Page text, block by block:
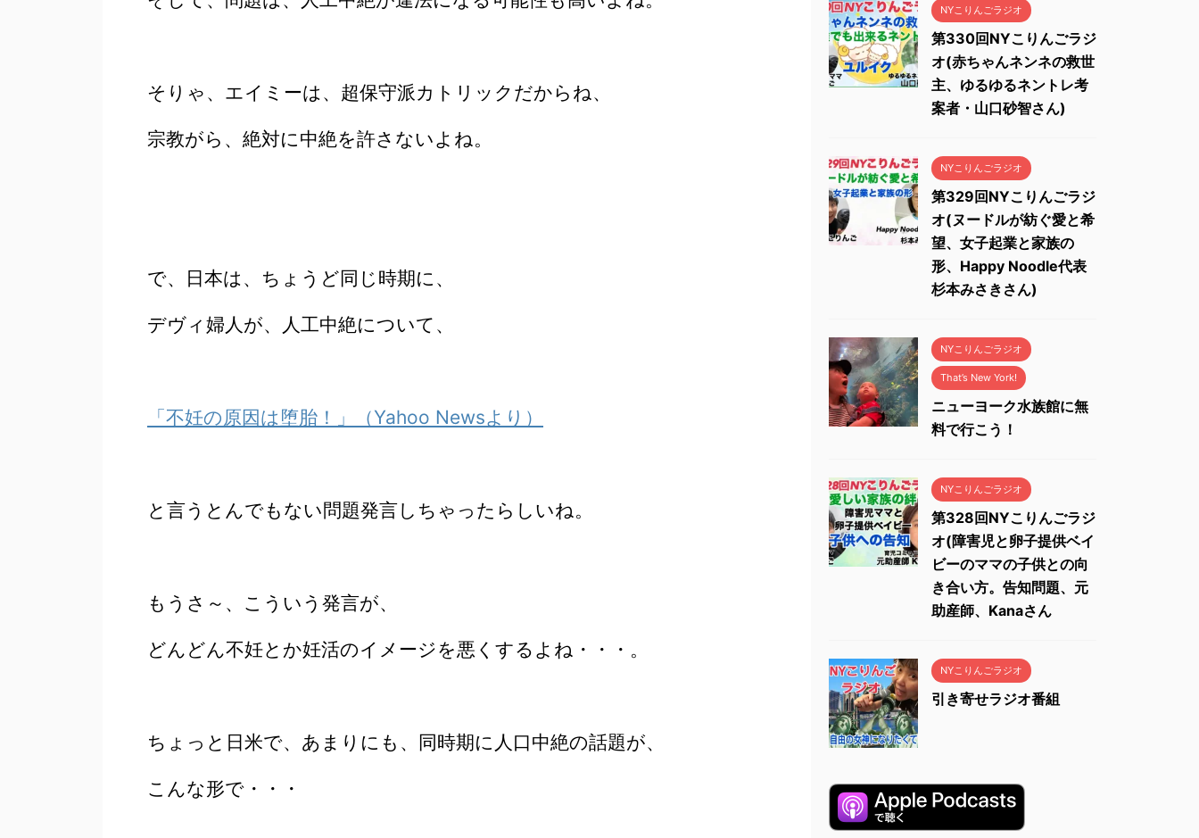
そりゃ、エイミーは、超保守派カトリックだからね、
宗教がら、絶対に中絶を許さないよね。
で、日本は、ちょうど同じ時期に、
デヴィ婦人が、人工中絶について、
「不妊の原因は堕胎！」（Yahoo Newsより）
と言うとんでもない問題発言しちゃったらしいね。
もうさ～、こういう発言が、
どんどん不妊とか妊活のイメージを悪くするよね・・・。
ちょっと日米で、あまりにも、同時期に人口中絶の話題が、
こんな形で・・・
NYこりんごラジオ
第330回NYこりんごラジ
オ(赤ちゃんネンネの救世
主、ゆるゆるネントレ考
案者・山口砂智さん)
NYこりんごラジオ
第329回NYこりんごラジ
オ(ヌードルが紡ぐ愛と希
望、女子起業と家族の
形、Happy Noodle代表
杉本みさきさん)
NYこりんごラジオ
That’s New York!
ニューヨーク水族館に無
料で行こう！
NYこりんごラジオ
第328回NYこりんごラジ
オ(障害児と卵子提供ベイ
ビーのママの子供との向
き合い方。告知問題、元
助産師、Kanaさん
NYこりんごラジオ
引き寄せラジオ番組